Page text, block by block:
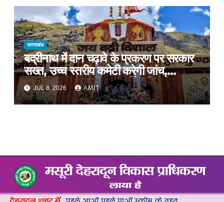
उत्तराखंड
बद्रीनाथ में दान चढ़ावे के प्रकरण पर सरकार
सख्त, उच्च स्तरीय कमेटी करेगी जांच,
अनुशासनहीनता पर एक कार्मिक निलंबित
JUL 8, 2026 AMIT